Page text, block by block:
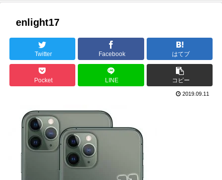
enlight17
Twitter Facebook はてブ
Pocket LINE コピー
2019.09.11